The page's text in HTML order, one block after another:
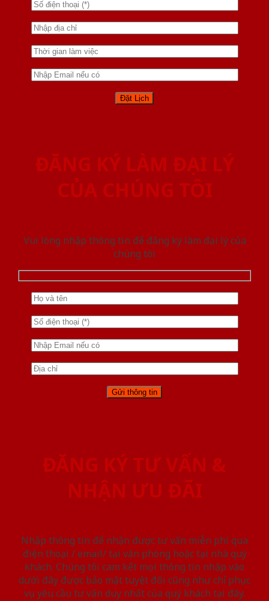
ĐĂNG KÝ LÀM ĐẠI LÝ
CỦA CHÚNG TÔI
Vui lòng nhập thông tin để đăng ký làm đại lý của
chúng tôi
ĐĂNG KÝ TƯ VẤN &
NHẬN ƯU ĐÃI
Nhập thông tin để nhận được tư vấn miễn phí qua
điện thoại / email/ tại văn phòng hoặc tại nhà quý
khách. Chúng tôi cam kết mọi thông tin nhập vào
dưới đây được bảo mật tuyệt đối cũng như chỉ phục
vụ yêu cầu tư vấn duy nhất của quý khách tại đây.